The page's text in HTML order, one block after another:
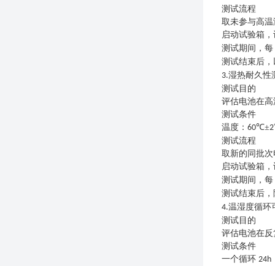
测试流程
取未参与高
启动试验箱
测试期间，每
测试结束后，
3.湿热耐久性
测试目的
评估电池在
测试条件
温度： 60℃±2
测试流程
取新的同批
启动试验箱
测试期间，每
测试结束后
4.温湿度循环
测试目的
评估电池在
测试条件
一个循环 24h